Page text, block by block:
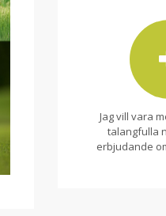
Jag vill vara
talangfulla
erbjudande